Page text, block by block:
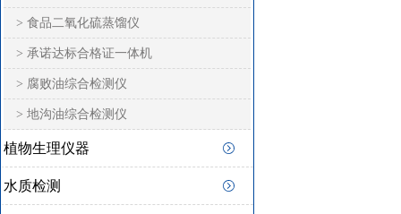
> 食品二氧化硫蒸馏仪
> 承诺达标合格证一体机
> 腐败油综合检测仪
> 地沟油综合检测仪
植物生理仪器
水质检测